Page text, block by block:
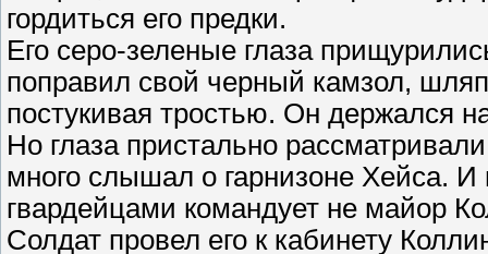
гордиться его предки.
Его серо-зеленые глаза
поправил свой черный камзол,
постукивая тростью. Он держался
Но глаза пристально
много слышал о гарнизоне Хейса. И
гвардейцами командует не майор
Солдат провел его к кабинету